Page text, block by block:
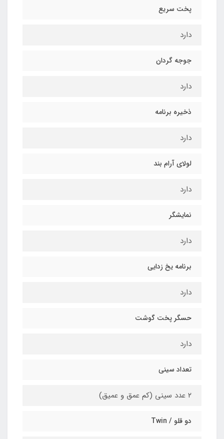
پخت سریع
دارد
جوجه گردان
دارد
ذخیره برنامه
دارد
لولای آرام بند
دارد
نمایشگر
دارد
برنامه یخ زدایی
دارد
حسگر پخت گوشت
دارد
تعداد سینی
۲ عدد سینی (کم عمق و عمیق)
دو قلو / Twin